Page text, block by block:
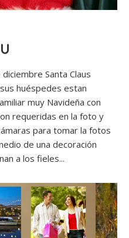
Santa Claus
huéspedes estan
muy Navideña con
requeridas en la foto y
para tomar la fotos
de una decoración
a los fieles...